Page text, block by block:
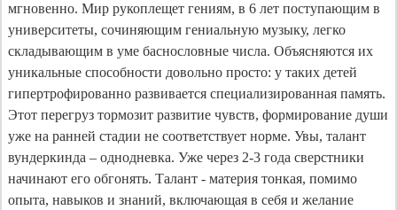
мгновенно. Мир рукоплещет гениям, в 6 лет поступающим в
университеты, сочиняющим гениальную музыку, легко
складывающим в уме баснословные числа. Объясняются их
уникальные способности довольно просто: у таких детей
гипертрофированно развивается специализированная память.
Этот перегруз тормозит развитие чувств, формирование души
уже на ранней стадии не соответствует норме. Увы, талант
вундеркинда – однодневка. Уже через 2-3 года сверстники
начинают его обгонять. Талант - материя тонкая, помимо
опыта, навыков и знаний, включающая в себя и желание